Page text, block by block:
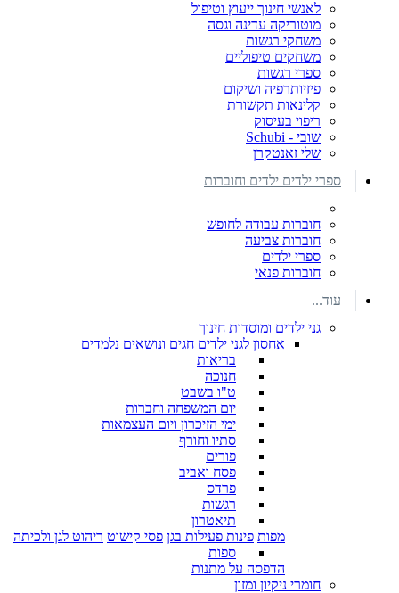
לאנשי חינוך ייעוץ וטיפול
מוטוריקה עדינה וגסה
משחקי רגשות
משחקים טיפוליים
ספרי רגשות
פיזיותרפיה ושיקום
קלינאות תקשורת
ריפוי בעיסוק
שובי - Schubi
שלי זאנטקרן
ספרי ילדים ילדים וחוברות
חוברות עבודה לחופש
חוברות צביעה
ספרי ילדים
חוברות פנאי
עוד...
גני ילדים ומוסדות חינוך
אחסון לגני ילדים חגים ונושאים נלמדים
בריאות
חנוכה
ט"ו בשבט
יום המשפחה וחברות
ימי הזיכרון ויום העצמאות
סתיו וחורף
פורים
פסח ואביב
פרדס
רגשות
תיאטרון
מפות פינות פעילות בגן פסי קישוט ריהוט לגן ולכיתה
ספות
הדפסה על מתנות
חומרי ניקיון ומזון